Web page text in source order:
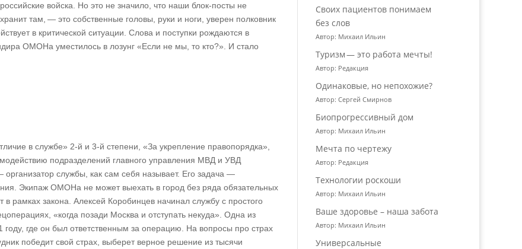
войска. Но это не значило, что наши блок-посты не
там, — это собственные головы, руки и ноги, уверен полковник
в критической ситуации. Слова и поступки рождаются в
ОМОНа уместилось в лозунг «Если не мы, то кто?». И стало
в службе» 2-й и 3-й степени, «За укрепление правопорядка»,
подразделений главного управления МВД и УВД
службы, как сам себя называет. Его задача —
Экипаж ОМОНа не может выехать в город без ряда обязательных
рамках закона. Алексей Коробинцев начинал службу с простого
«когда позади Москва и отступать некуда». Одна из
где он был ответственным за операцию. На вопросы про страх
победит свой страх, выберет верное решение из тысячи
Своих пациентов понимаем
без слов
Автор: Михаил Ильин
Туризм — это работа мечты!
Автор: Редакция
Одинаковые, но непохожие?
Автор: Сергей Смирнов
Биопрогрессивный дом
Автор: Михаил Ильин
Мечта по чертежу
Автор: Редакция
Технологии роскоши
Автор: Михаил Ильин
Ваше здоровье – наша забота
Автор: Михаил Ильин
Универсальные